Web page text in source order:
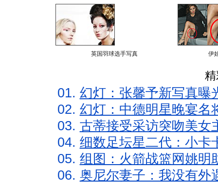
英国羽球选手写真 伊
01. 幻灯：张馨予新写真曝
02. 幻灯：中德明星晚宴名
03. 古蒂接受采访突吻美女
04. 细数足坛星二代：小卡
05. 组图：火箭战篮网姚明
06. 奥尼尔妻子：我没有外